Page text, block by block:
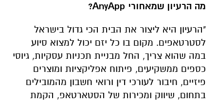
מה הרעיון שמאחורי AnyApp
?
"הרעיון היא ליצור את הבית הכי גדול בישראל
לסטרטאפים. מקום בו כל יזם יכול למצוא סיוע
במה שהוא צריך, החל מבניית תכניות עסקיות, גיוסי
כספים ממשקיעים, פיתוח אפליקציות ומוצרים
פיזיים, חיבור לעורכי דין ורואי חשבון מהמובילים
בתחום, שיווק ומכירות של הסטארטאפ, הקמת